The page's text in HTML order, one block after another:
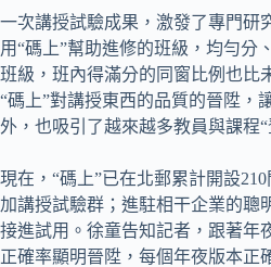
一次講授試驗成果，激發了專門研
用“碼上”幫助進修的班級，均勻分
班級，班內得滿分的同窗比例也比
“碼上”對講授東西的品質的晉陞，
外，也吸引了越來越多教員與課程“
現在，“碼上”已在北郵累計開設
加講授試驗群；進駐相干企業的聰
接進試用。徐童告知記者，跟著年
正確率顯明晉陞，每個年夜版本正